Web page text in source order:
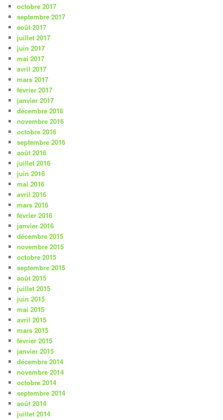
octobre 2017
septembre 2017
août 2017
juillet 2017
juin 2017
mai 2017
avril 2017
mars 2017
février 2017
janvier 2017
décembre 2016
novembre 2016
octobre 2016
septembre 2016
août 2016
juillet 2016
juin 2016
mai 2016
avril 2016
mars 2016
février 2016
janvier 2016
décembre 2015
novembre 2015
octobre 2015
septembre 2015
août 2015
juillet 2015
juin 2015
mai 2015
avril 2015
mars 2015
février 2015
janvier 2015
décembre 2014
novembre 2014
octobre 2014
septembre 2014
août 2014
juillet 2014